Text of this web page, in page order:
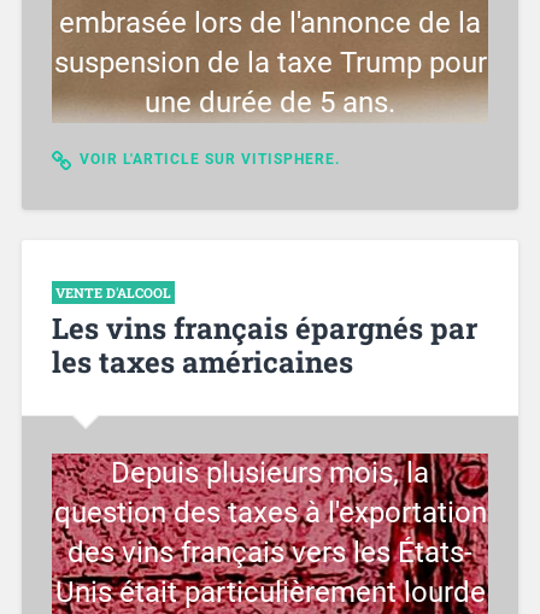
embrasée lors de l'annonce de la
suspension de la taxe Trump pour
une durée de 5 ans.
VOIR L'ARTICLE SUR VITISPHERE.
VENTE D'ALCOOL
Les vins français épargnés par
les taxes américaines
Depuis plusieurs mois, la
question des taxes à l'exportation
des vins français vers les États-
Unis était particulièrement lourde